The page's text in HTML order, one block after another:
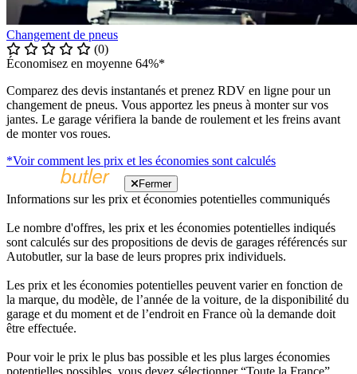
Changement de pneus
(0)
Économisez en moyenne 64%*
Comparez des devis instantanés et prenez RDV en ligne pour un
changement de pneus. Vous apportez les pneus à monter sur vos
jantes. Le garage vérifiera la bande de roulement et les freins avant
de monter vos roues.
*Voir comment les prix et les économies sont calculés
Fermer
Informations sur les prix et économies potentielles communiqués
Le nombre d'offres, les prix et les économies potentielles indiqués
sont calculés sur des propositions de devis de garages référencés sur
Autobutler, sur la base de leurs propres prix individuels.
Les prix et les économies potentielles peuvent varier en fonction de
la marque, du modèle, de l’année de la voiture, de la disponibilité du
garage et du moment et de l’endroit en France où la demande doit
être effectuée.
Pour voir le prix le plus bas possible et les plus larges économies
potentielles possibles, vous devez sélectionner “Toute la France”